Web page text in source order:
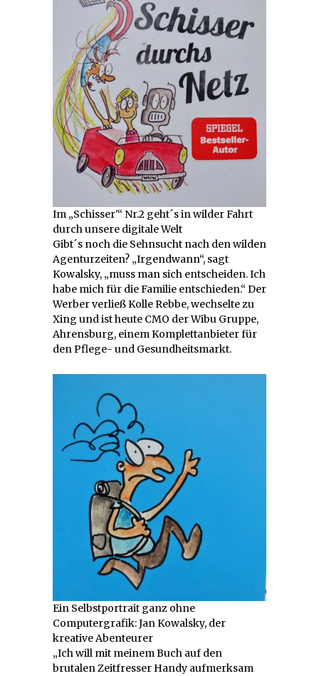
Im „Schisser'“ Nr.2 geht´s in wilder Fahrt
durch unsere digitale Welt
Gibt´s noch die Sehnsucht nach den wilden
Agenturzeiten? „Irgendwann“, sagt
Kowalsky, „muss man sich entscheiden. Ich
habe mich für die Familie entschieden.“ Der
Werber verließ Kolle Rebbe, wechselte zu
Xing und ist heute CMO der Wibu Gruppe,
Ahrensburg, einem Komplettanbieter für
den Pflege- und Gesundheitsmarkt.
Ein Selbstportrait ganz ohne
Computergrafik: Jan Kowalsky, der
kreative Abenteurer
„Ich will mit meinem Buch auf den
brutalen Zeitfresser Handy aufmerksam